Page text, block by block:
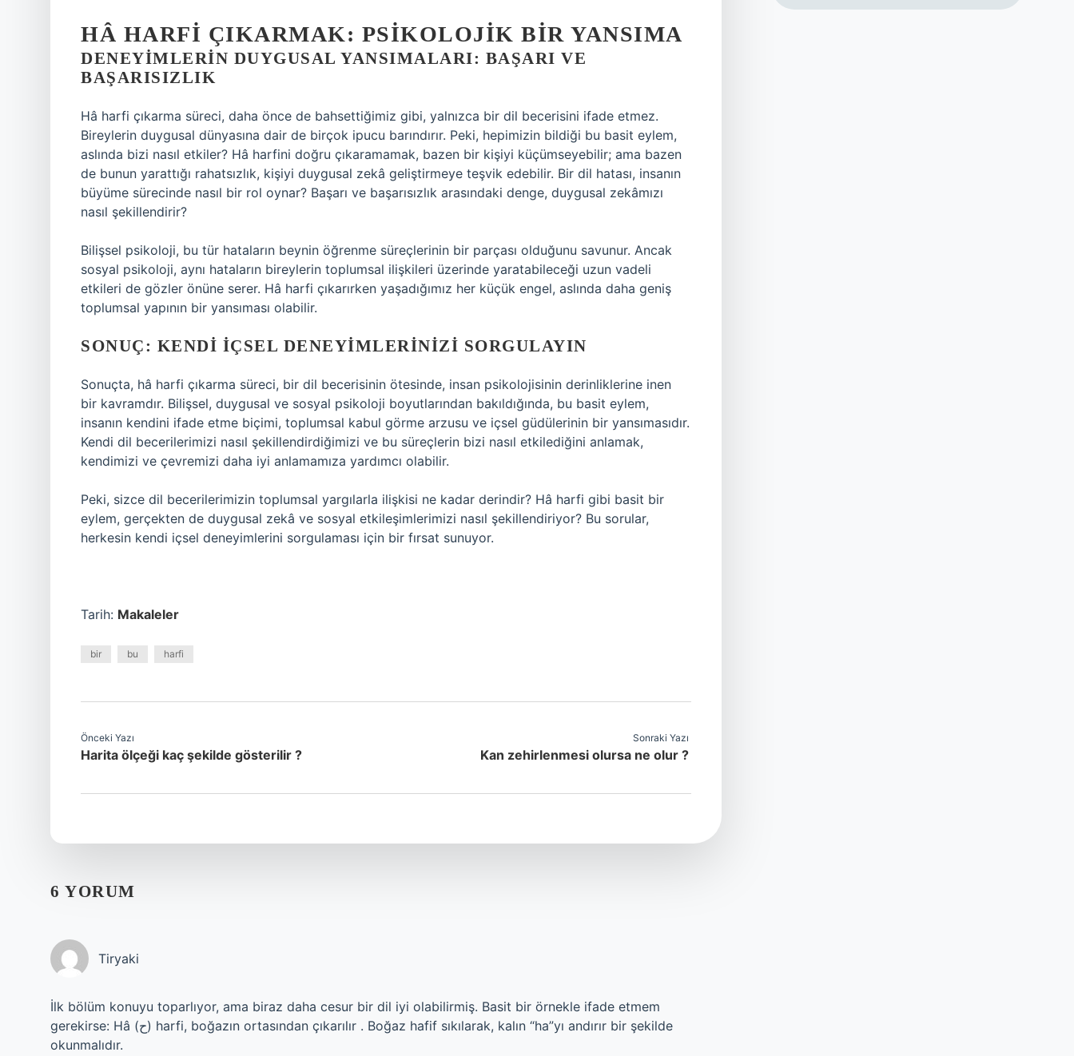
HÂ HARFI ÇIKARMAK: PSIKOLOJIK BIR YANSIMA
DENEYIMLERIN DUYGUSAL YANSIMALARI: BAŞARI VE
BAŞARISIZLIK
Hâ harfi çıkarma süreci, daha önce de bahsettiğimiz gibi, yalnızca bir dil becerisini ifade etmez.
Bireylerin duygusal dünyasına dair de birçok ipucu barındırır. Peki, hepimizin bildiği bu basit eylem,
aslında bizi nasıl etkiler? Hâ harfini doğru çıkaramamak, bazen bir kişiyi küçümseyebilir; ama bazen
de bunun yarattığı rahatsızlık, kişiyi duygusal zekâ geliştirmeye teşvik edebilir. Bir dil hatası, insanın
büyüme sürecinde nasıl bir rol oynar? Başarı ve başarısızlık arasındaki denge, duygusal zekâmızı
nasıl şekillendirir?
Bilişsel psikoloji, bu tür hataların beynin öğrenme süreçlerinin bir parçası olduğunu savunur. Ancak
sosyal psikoloji, aynı hataların bireylerin toplumsal ilişkileri üzerinde yaratabileceği uzun vadeli
etkileri de gözler önüne serer. Hâ harfi çıkarırken yaşadığımız her küçük engel, aslında daha geniş
toplumsal yapının bir yansıması olabilir.
SONUÇ: KENDI İÇSEL DENEYIMLERINIZI SORGULAYIN
Sonuçta, hâ harfi çıkarma süreci, bir dil becerisinin ötesinde, insan psikolojisinin derinliklerine inen
bir kavramdır. Bilişsel, duygusal ve sosyal psikoloji boyutlarından bakıldığında, bu basit eylem,
insanın kendini ifade etme biçimi, toplumsal kabul görme arzusu ve içsel güdülerinin bir yansımasıdır.
Kendi dil becerilerimizi nasıl şekillendirdiğimizi ve bu süreçlerin bizi nasıl etkilediğini anlamak,
kendimizi ve çevremizi daha iyi anlamamıza yardımcı olabilir.
Peki, sizce dil becerilerimizin toplumsal yargılarla ilişkisi ne kadar derindir? Hâ harfi gibi basit bir
eylem, gerçekten de duygusal zekâ ve sosyal etkileşimlerimizi nasıl şekillendiriyor? Bu sorular,
herkesin kendi içsel deneyimlerini sorgulaması için bir fırsat sunuyor.
Tarih: Makaleler
bir bu harfi
Önceki Yazı
Harita ölçeği kaç şekilde gösterilir ?
Sonraki Yazı
Kan zehirlenmesi olursa ne olur ?
6 YORUM
Tiryaki
İlk bölüm konuyu toparlıyor, ama biraz daha cesur bir dil iyi olabilirmiş. Basit bir örnekle ifade etmem
gerekirse: Hâ (ح) harfi, boğazın ortasından çıkarılır . Boğaz hafif sıkılarak, kalın “ha”yı andırır bir şekilde
okunmalıdır.